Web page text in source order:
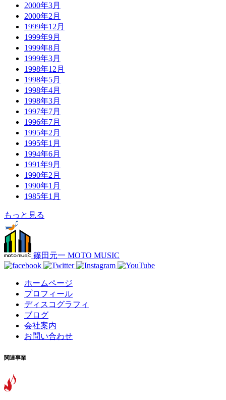
2000年3月
2000年2月
1999年12月
1999年9月
1999年8月
1999年3月
1998年12月
1998年5月
1998年4月
1998年3月
1997年7月
1996年7月
1995年2月
1995年1月
1994年6月
1991年9月
1990年2月
1990年1月
1985年1月
もっと見る
篠田元一 MOTO MUSIC
ホームページ
プロフィール
ディスコグラフィ
ブログ
会社案内
お問い合わせ
関連事業